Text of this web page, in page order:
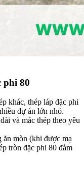
phi 80
khác, thép láp đặc phi
dự án lớn nhỏ.
và mác thép theo yêu
ăn mòn (khi được mạ
tròn đặc phi 80 đảm